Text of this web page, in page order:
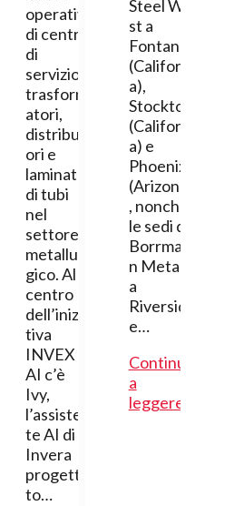
operativi
di centri
di
servizio,
trasform
atori,
distribut
ori e
laminatoi
di tubi
nel
settore
metallur
gico. Al
centro
dell’inizia
tiva
INVEX
AI c’è
Ivy,
l’assisten
te AI di
Invera
progetta
to…
Steel We
st a
Fontana
(Californi
a),
Stockton
(Californi
a) e
Phoenix
(Arizona)
, nonché
le sedi di
Borrman
n Metals
a
Riversid
e…
Continua
a
leggere